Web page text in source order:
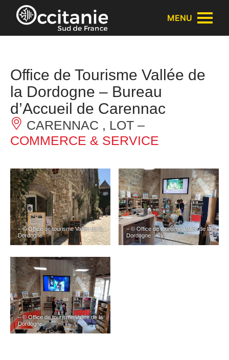
Panneau de gestion des cookies
MENU
Office de Tourisme Vallée de
la Dordogne – Bureau
d’Accueil de Carennac
CARENNAC , LOT –
COMMERCE & SERVICE
– © Office de tourisme Vallée de la
Dordogne
– © Office de tourisme Vallée de la
Dordogne
– © Office de tourisme Vallée de la
Dordogne